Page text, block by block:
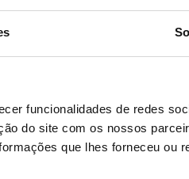
funcionalidades de redes
do site com os nossos
que lhes forneceu ou